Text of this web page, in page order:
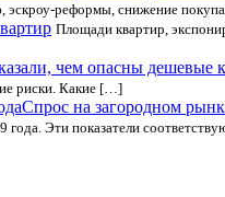
эскроу-реформы, снижение
Площади квартир,
чем опасны дешевые
риски. Какие […]
Спрос на загородном
Эти показатели